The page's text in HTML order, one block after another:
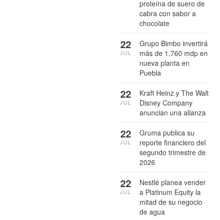
proteína de suero de
cabra con sabor a
chocolate
Grupo Bimbo invertirá
más de 1,760 mdp en
nueva planta en
Puebla
22
JUL
Kraft Heinz y The Walt
Disney Company
anuncian una alianza
22
JUL
Gruma publica su
reporte financiero del
segundo trimestre de
2026
22
JUL
Nestlé planea vender
a Platinum Equity la
mitad de su negocio
de agua
22
JUL